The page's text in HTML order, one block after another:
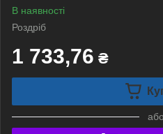
В наявності
Роздріб
1 733,76 ₴
або